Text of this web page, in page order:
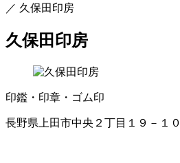
／ 久保田印房
久保田印房
印鑑・印章・ゴム印
長野県上田市中央２丁目１９－１０